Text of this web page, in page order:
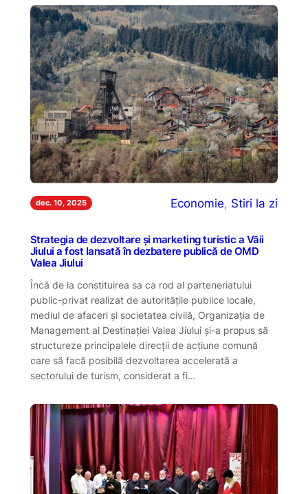
dec. 10, 2025 Economie, Stiri la zi
Strategia de dezvoltare și marketing turistic a Văii
Jiului a fost lansată în dezbatere publică de OMD
Valea Jiului
Încă de la constituirea sa ca rod al parteneriatului
public-privat realizat de autoritățile publice locale,
mediul de afaceri și societatea civilă, Organizația de
Management al Destinației Valea Jiului și-a propus să
structureze principalele direcții de acțiune comună
care să facă posibilă dezvoltarea accelerată a
sectorului de turism, considerat a fi…